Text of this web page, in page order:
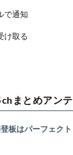
で通知
け取る
まとめアン
板はパーフェク